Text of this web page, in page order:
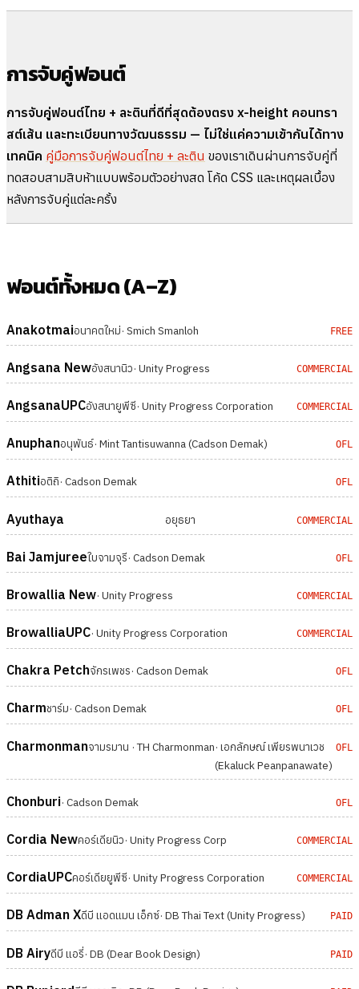
การจับคู่ฟอนต์
การจับคู่ฟอนต์ไทย + ละตินที่ดีที่สุดต้องตรง x-height คอนทรา
สต์เส้น และทะเบียนทางวัฒนธรรม — ไม่ใช่แค่ความเข้ากันได้ทาง
เทคนิค คู่มือการจับคู่ฟอนต์ไทย + ละติน ของเราเดินผ่านการจับคู่ที่
ทดสอบสามสิบห้าแบบพร้อมตัวอย่างสด โค้ด CSS และเหตุผลเบื้อง
หลังการจับคู่แต่ละครั้ง
ฟอนต์ทั้งหมด (A–Z)
Anakotmaiอนาคตใหม่· Smich Smanloh FREE
Angsana Newอังสนานิว· Unity Progress COMMERCIAL
AngsanaUPCอังสนายูพีซี· Unity Progress Corporation COMMERCIAL
Anuphanอนุพันธ์· Mint Tantisuwanna (Cadson Demak) OFL
Athitiอติถิ· Cadson Demak OFL
Ayuthaya อยุธยา COMMERCIAL
Bai Jamjureeใบจามจุรี· Cadson Demak OFL
Browallia New· Unity Progress COMMERCIAL
BrowalliaUPC· Unity Progress Corporation COMMERCIAL
Chakra Petchจักรเพชร· Cadson Demak OFL
Charmชาร์ม· Cadson Demak OFL
Charmonmanจามรมาน · TH Charmonman· เอกลักษณ์ เพียรพนาเวช
(Ekaluck Peanpanawate)
OFL
Chonburi· Cadson Demak OFL
Cordia Newคอร์เดียนิว· Unity Progress Corp COMMERCIAL
CordiaUPCคอร์เดียยูพีซี· Unity Progress Corporation COMMERCIAL
DB Adman Xดีบี แอดแมน เอ็กซ์· DB Thai Text (Unity Progress) PAID
DB Airyดีบี แอรี่· DB (Dear Book Design) PAID